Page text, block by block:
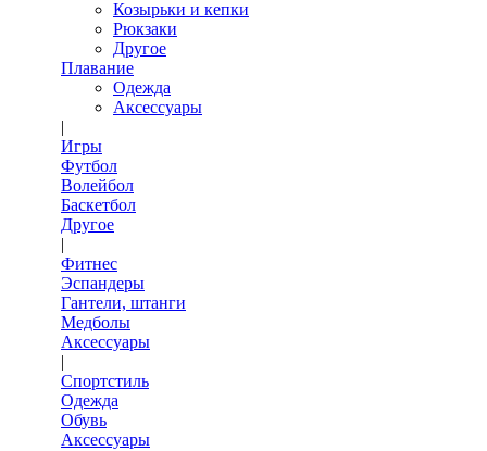
Козырьки и кепки
Рюкзаки
Другое
Плавание
Одежда
Аксессуары
|
Игры
Футбол
Волейбол
Баскетбол
Другое
|
Фитнес
Эспандеры
Гантели, штанги
Медболы
Аксессуары
|
Спортстиль
Одежда
Обувь
Аксессуары